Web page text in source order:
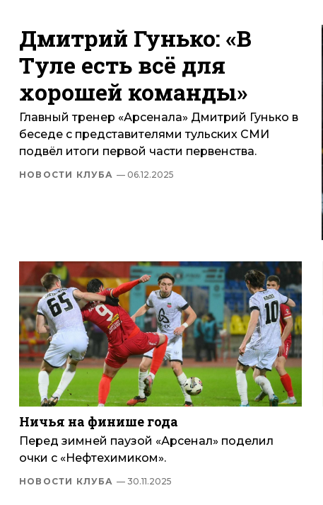
Дмитрий Гунько: «В
Туле есть всё для
хорошей команды»
Главный тренер «Арсенала» Дмитрий Гунько в
беседе с представителями тульских СМИ
подвёл итоги первой части первенства.
НОВОСТИ КЛУБА — 06.12.2025
Ничья на финише года
Перед зимней паузой «Арсенал» поделил
очки с «Нефтехимиком».
НОВОСТИ КЛУБА — 30.11.2025